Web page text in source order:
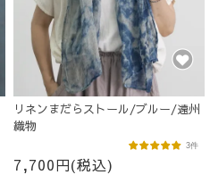
リネンまだらストール/ブルー/遠州
織物
7,700円(税込)
3件